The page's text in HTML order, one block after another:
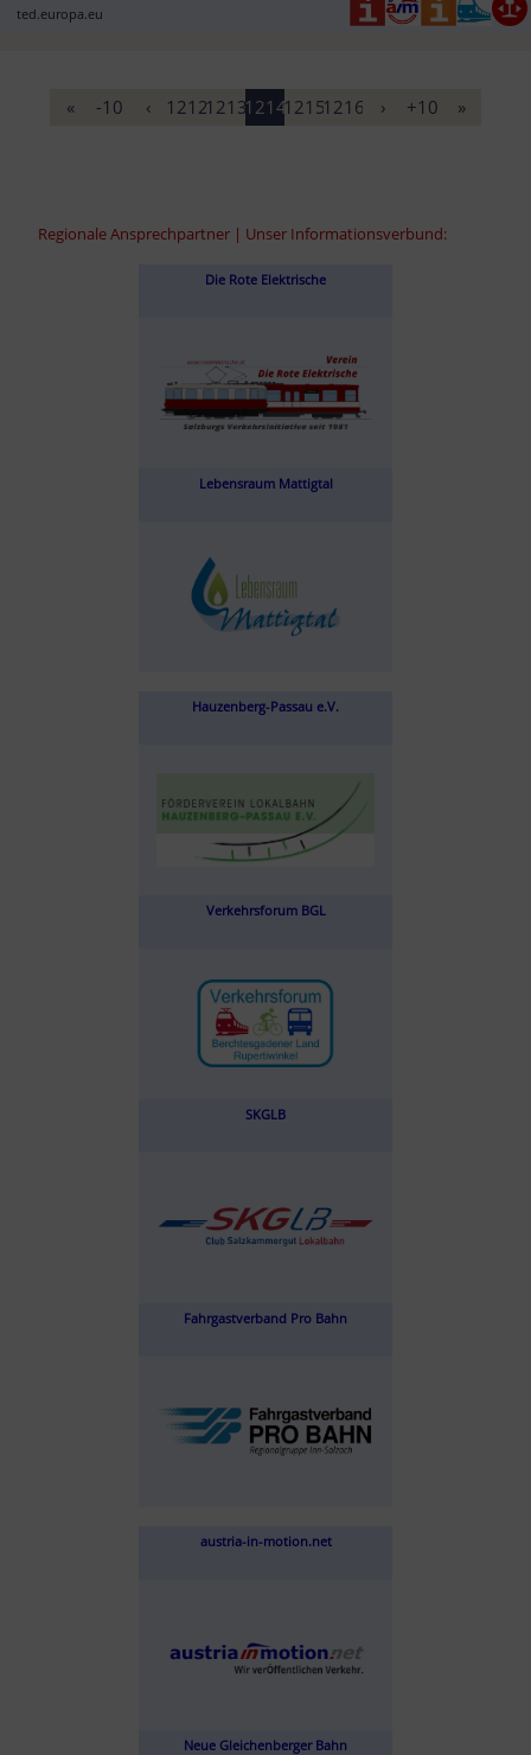
ted.europa.eu
« -10 ‹ 12121213121412151216 › +10 »
Regionale Ansprechpartner | Unser Informationsverbund:
Die Rote Elektrische
Lebensraum Mattigtal
Hauzenberg-Passau e.V.
Verkehrsforum BGL
SKGLB
Fahrgastverband Pro Bahn
austria-in-motion.net
Neue Gleichenberger Bahn